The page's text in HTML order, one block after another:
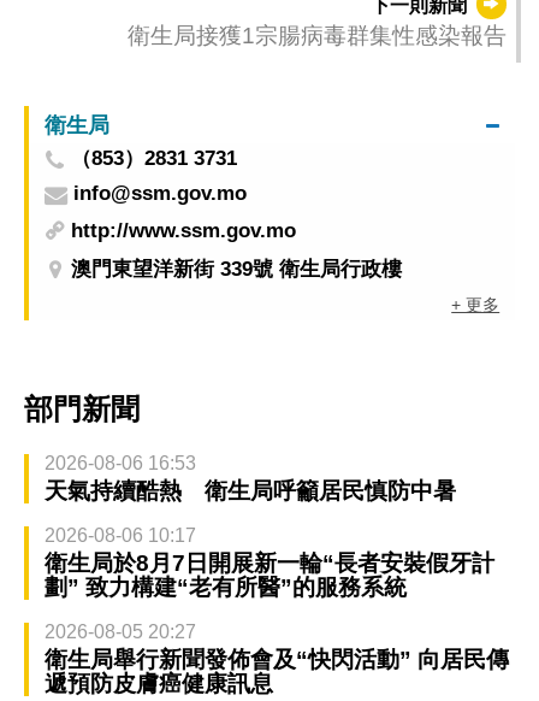
下一則新聞
衛生局接獲1宗腸病毒群集性感染報告
衛生局
（853）2831 3731
info@ssm.gov.mo
http://www.ssm.gov.mo
澳門東望洋新街 339號 衛生局行政樓
+ 更多
部門新聞
2026-08-06 16:53
天氣持續酷熱 衛生局呼籲居民慎防中暑
2026-08-06 10:17
衛生局於8月7日開展新一輪“長者安裝假牙計
劃” 致力構建“老有所醫”的服務系統
2026-08-05 20:27
衛生局舉行新聞發佈會及“快閃活動” 向居民傳
遞預防皮膚癌健康訊息